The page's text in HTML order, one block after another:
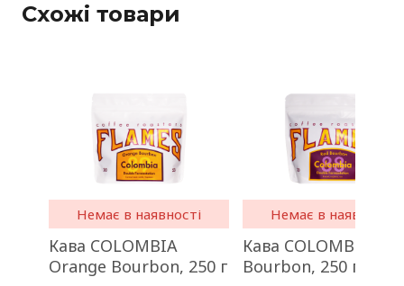
Схожі товари
Немає в наявності
Кава COLOMBIA
Orange Bourbon, 250 г
Немає в наявності
Кава COLOMBIA Red
Bourbon, 250 г